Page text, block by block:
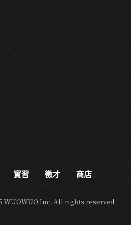
實習 徵才 商店
WUOWUO Inc. All rights reserved.